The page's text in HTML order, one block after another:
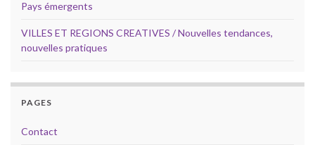
Pays émergents
VILLES ET REGIONS CREATIVES / Nouvelles tendances,
nouvelles pratiques
PAGES
Contact